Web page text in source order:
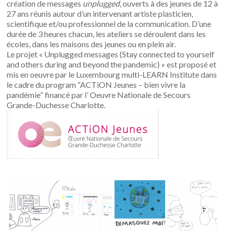
création de messages unplugged, ouverts à des jeunes de 12 à
27 ans réunis autour d’un intervenant artiste plasticien,
scientifique et/ou professionnel de la communication. D’une
durée de 3 heures chacun, les ateliers se déroulent dans les
écoles, dans les maisons des jeunes ou en plein air.
Le projet « Unplugged messages (Stay connected to yourself
and others during and beyond the pandemic) » est proposé et
mis en oeuvre par le Luxembourg multi-LEARN Institute dans
le cadre du program “ACTiON Jeunes – bien vivre la
pandémie” financé par l’Oeuvre Nationale de Secours
Grande-Duchesse Charlotte.